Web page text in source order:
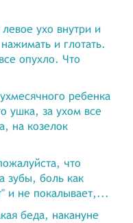
ухо внутри и
и глотать.
опухло. Что
ребенка
ушка, за ухом все
на козелок
что
зубы, боль как
и не покалывает,...
беда, накануне